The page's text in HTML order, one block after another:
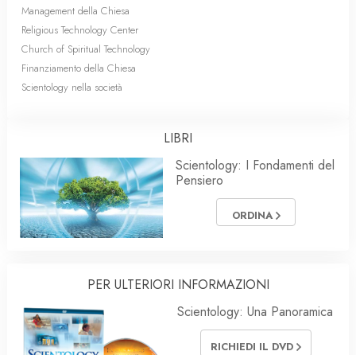
Management della Chiesa
Religious Technology Center
Church of Spiritual Technology
Finanziamento della Chiesa
Scientology nella società
LIBRI
Scientology: I Fondamenti del
Pensiero
ORDINA
PER ULTERIORI INFORMAZIONI
Scientology: Una Panoramica
RICHIEDI IL DVD